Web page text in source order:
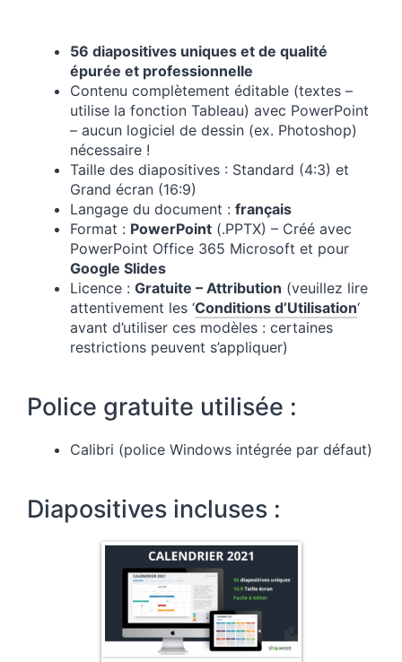
56 diapositives uniques et de qualité
épurée et professionnelle
Contenu complètement éditable (textes –
utilise la fonction Tableau) avec PowerPoint
– aucun logiciel de dessin (ex. Photoshop)
nécessaire !
Taille des diapositives : Standard (4:3) et
Grand écran (16:9)
Langage du document : français
Format : PowerPoint (.PPTX) – Créé avec
PowerPoint Office 365 Microsoft et pour
Google Slides
Licence : Gratuite – Attribution (veuillez lire
attentivement les ‘Conditions d’Utilisation‘
avant d’utiliser ces modèles : certaines
restrictions peuvent s’appliquer)
Police gratuite utilisée :
Calibri (police Windows intégrée par défaut)
Diapositives incluses :